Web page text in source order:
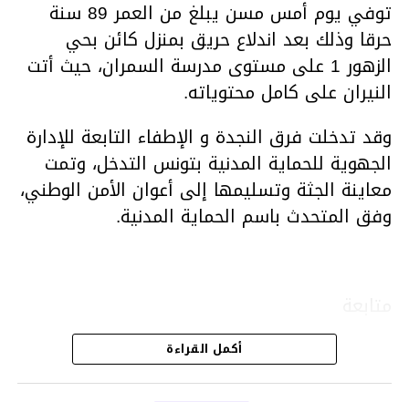
توفي يوم أمس مسن يبلغ من العمر 89 سنة
حرقا وذلك بعد اندلاع حريق بمنزل كائن بحي
الزهور 1 على مستوى مدرسة السمران، حيث أتت
النيران على كامل محتوياته.
وقد تدخلت فرق النجدة و الإطفاء التابعة للإدارة
الجهوية للحماية المدنية بتونس التدخل، وتمت
معاينة الجثة وتسليمها إلى أعوان الأمن الوطني،
وفق المتحدث باسم الحماية المدنية.
قسم الاخبار
أكمل القراءة